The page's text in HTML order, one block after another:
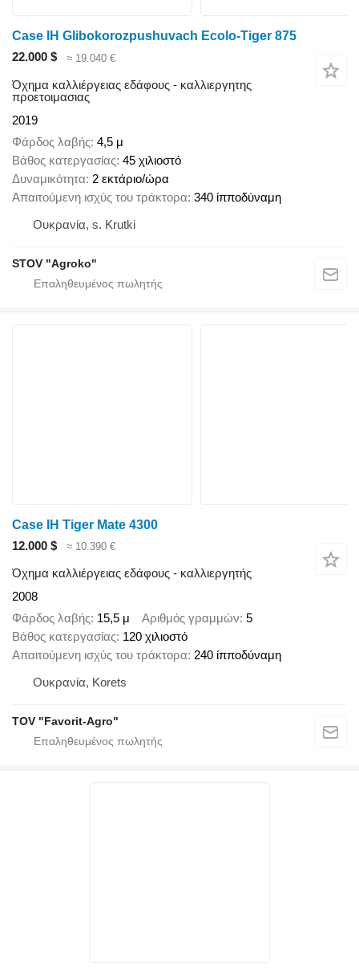
Case IH Glibokorozpushuvach Ecolo-Tiger 875
22.000 $
≈ 19.040 €
Όχημα καλλιέργειας εδάφους - καλλιεργητης
προετοιμασιας
2019
Φάρδος λαβής 4,5 μ
Βάθος κατεργασίας 45 χιλιοστό
Δυναμικότητα 2 εκτάριο/ώρα
Απαιτούμενη ισχύς του τράκτορα 340 ίπποδύναμη
Ουκρανία, s. Krutki
STOV "Agroko"
Case IH Tiger Mate 4300
12.000 $
≈ 10.390 €
Όχημα καλλιέργειας εδάφους - καλλιεργητής
2008
Φάρδος λαβής 15,5 μ Αριθμός γραμμών 5
Βάθος κατεργασίας 120 χιλιοστό
Απαιτούμενη ισχύς του τράκτορα 240 ίπποδύναμη
Ουκρανία, Korets
TOV "Favorit-Agro"